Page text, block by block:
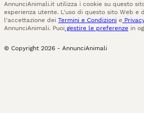
AnnunciAnimali.it utilizza i cookie su questo
esperienza utente. L'uso di questo sito Web e
l'accettazione dei Termini e Condizioni e
AnnunciAnimali. Puoi gestire le preferenze in
© Copyright 2026 - AnnunciAnimali